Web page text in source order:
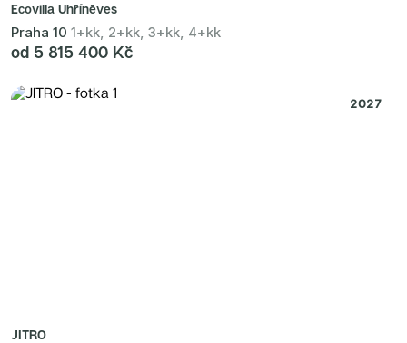
Ecovilla Uhříněves
Praha 10 1+kk, 2+kk, 3+kk, 4+kk
od 5 815 400 Kč
2027
JITRO